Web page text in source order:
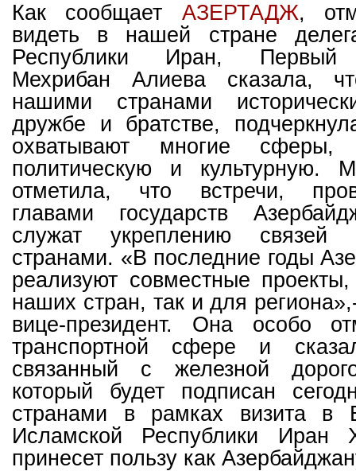
Как сообщает АЗЕРТАДЖ,
видеть в нашей стране
Республики Иран, Первый
Мехрибан Алиева сказала,
нашими странами
дружбе и братстве,
охватывают многие
политическую и культурную.
отметила, что встречи,
главами государств
служат укреплению
странами. «В последние годы
реализуют совместные
наших стран, так и для
вице-президент. Она особо
транспортной сфере и
связанный с железной
который будет подписан
странами в рамках визита в
Исламской Республики Иран
принесет пользу как